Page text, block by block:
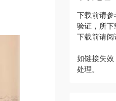
下载前请
验证，所下
下载前请
如链接失
处理。